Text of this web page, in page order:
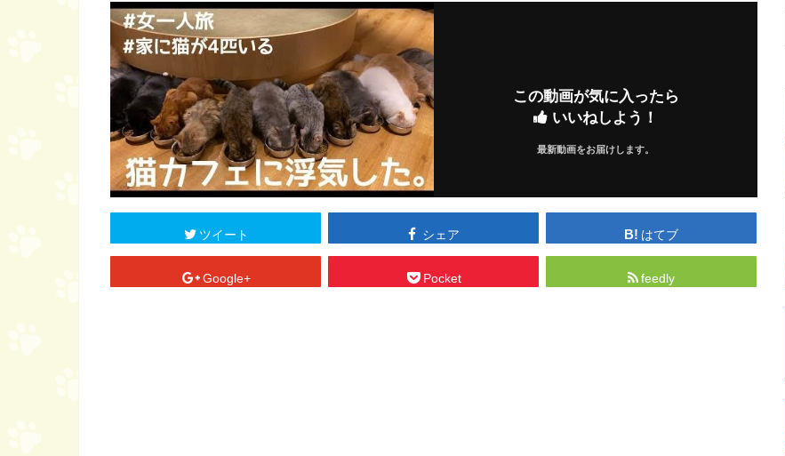
この動画が気に入ったら
いいねしよう！
最新動画をお届けします。
ツイート シェア はてブ
Google+ Pocket feedly